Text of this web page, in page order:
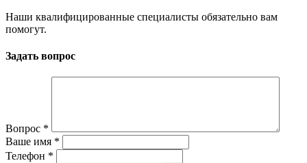
Наши квалифицированные специалисты обязательно вам
помогут.
Задать вопрос
Вопрос *
Ваше имя *
Телефон *